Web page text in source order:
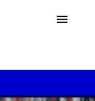
menu